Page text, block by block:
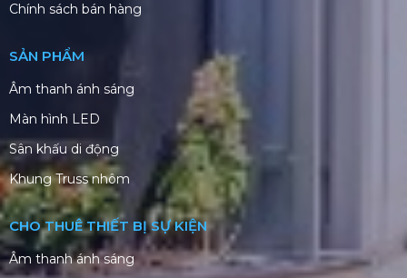
Chính sách bán hàng
SẢN PHẨM
Âm thanh ánh sáng
Màn hình LED
Sân khấu di động
Khung Truss nhôm
CHO THUÊ THIẾT BỊ SỰ KIỆN
Âm thanh ánh sáng